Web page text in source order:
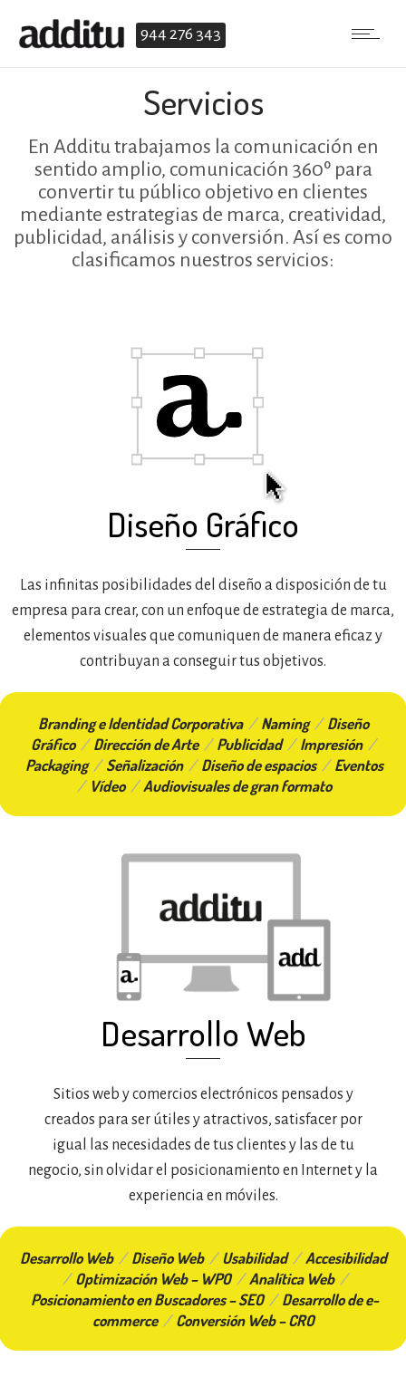
944 276 343
Servicios
En Additu trabajamos la comunicación en
sentido amplio, comunicación 360º para
convertir tu público objetivo en clientes
mediante estrategias de marca, creatividad,
publicidad, análisis y conversión. Así es como
clasificamos nuestros servicios:
Diseño Gráfico
Las infinitas posibilidades del diseño a disposición de tu
empresa para crear, con un enfoque de estrategia de marca,
elementos visuales que comuniquen de manera eficaz y
contribuyan a conseguir tus objetivos.
Branding e Identidad Corporativa / Naming / Diseño
Gráfico / Dirección de Arte / Publicidad / Impresión /
Packaging / Señalización / Diseño de espacios / Eventos
/ Vídeo / Audiovisuales de gran formato
Desarrollo Web
Sitios web y comercios electrónicos pensados y
creados para ser útiles y atractivos, satisfacer por
igual las necesidades de tus clientes y las de tu
negocio, sin olvidar el posicionamiento en Internet y la
experiencia en móviles.
Desarrollo Web / Diseño Web / Usabilidad / Accesibilidad
/ Optimización Web – WPO / Analítica Web /
Posicionamiento en Buscadores – SEO / Desarrollo de e-
commerce / Conversión Web – CRO